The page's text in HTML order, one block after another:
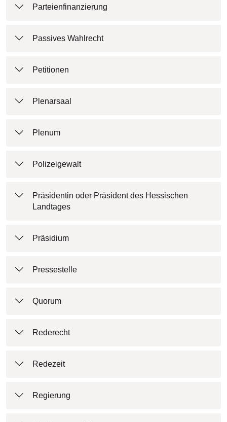
Parteienfinanzierung
Passives Wahlrecht
Petitionen
Plenarsaal
Plenum
Polizeigewalt
Präsidentin oder Präsident des Hessischen
Landtages
Präsidium
Pressestelle
Quorum
Rederecht
Redezeit
Regierung